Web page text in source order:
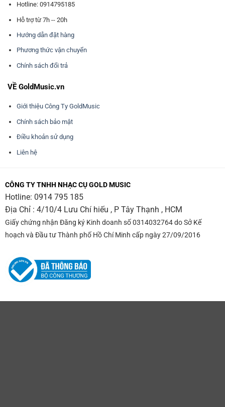
Hotline: 0914795185
Hỗ trợ từ 7h -- 20h
Hướng dẫn đặt hàng
Phương thức vận chuyển
Chính sách đổi trả
VỀ GoldMusic.vn
Giới thiệu Công Ty GoldMusic
Chính sách bảo mật
Điều khoản sử dụng
Liên hệ
CÔNG TY TNHH NHẠC CỤ GOLD MUSIC
Hotline: 0914 795 185
Địa Chỉ : 4/10/4 Lưu Chí hiếu , P Tây Thạnh , HCM
Giấy chứng nhận Đăng ký Kinh doanh số 0314032764 do Sở Kế
hoạch và Đầu tư Thành phố Hồ Chí Minh cấp ngày 27/09/2016